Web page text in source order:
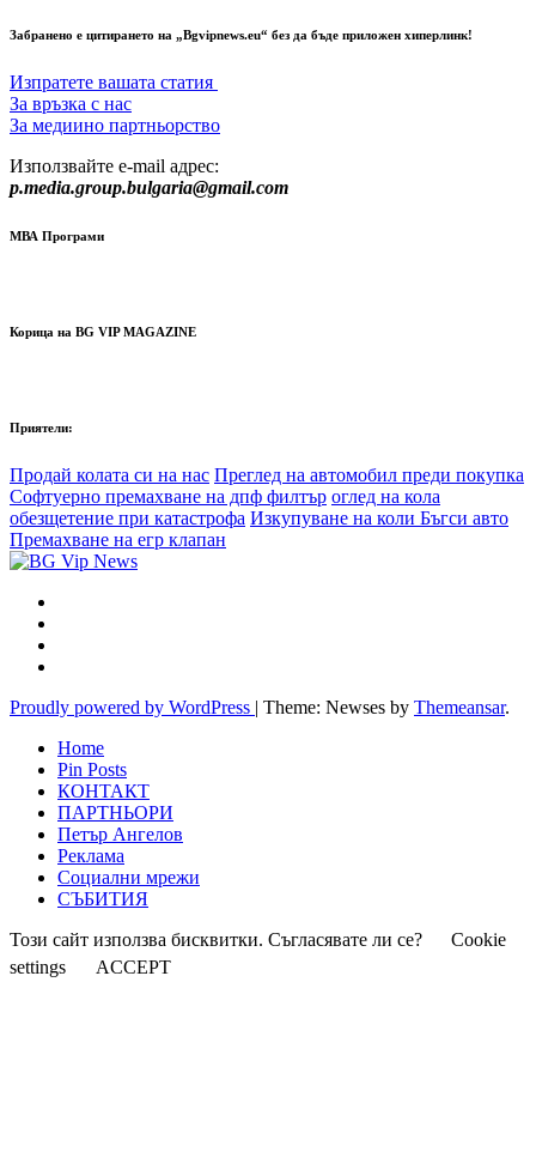
Забранено е цитирането на „Bgvipnews.eu“ без да бъде приложен хиперлинк!
Изпратете вашата статия
За връзка с нас
За медиино партньорство
Използвайте e-mail адрес:
p.media.group.bulgaria@gmail.com
МВА Програми
Корица на BG VIP MAGAZINE
Приятели:
Продай колата си на нас Преглед на автомобил преди покупка
Софтуерно премахване на дпф филтър оглед на кола
обезщетение при катастрофа Изкупуване на коли Бъгси авто
Премахване на егр клапан
Proudly powered by WordPress | Theme: Newses by Themeansar.
Home
Pin Posts
КОНТАКТ
ПАРТНЬОРИ
Петър Ангелов
Реклама
Социални мрежи
СЪБИТИЯ
Този сайт използва бисквитки. Съгласявате ли се?
Cookie
settings
ACCEPT